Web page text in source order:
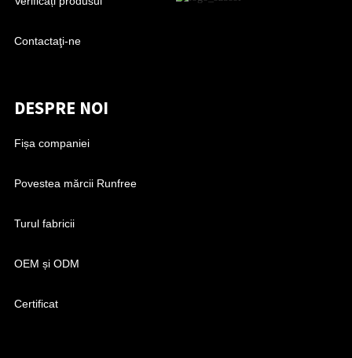
Contactaţi-ne
DESPRE NOI
Fișa companiei
Povestea mărcii Runfree
Turul fabricii
OEM și ODM
Certificat